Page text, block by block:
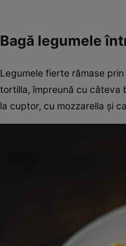
Bagă legumele
Legumele fierte rămase
tortilla, împreună cu câteva
la cuptor, cu mozzarella și